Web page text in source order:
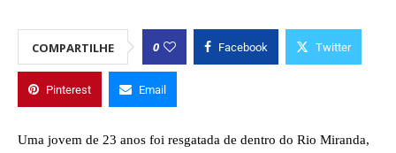
COMPARTILHE 0 Facebook Twitter
Pinterest Email
Uma jovem de 23 anos foi resgatada de dentro do Rio Miranda,